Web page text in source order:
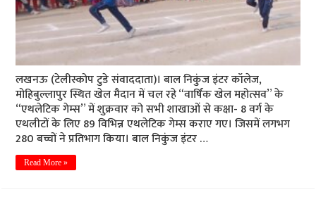
लखनऊ (टेलीस्कोप टुडे संवाददाता)। बाल निकुंज इंटर कॉलेज,
मोहिबुल्लापुर स्थित खेल मैदान में चल रहे “वार्षिक खेल महोत्सव” के
“एथलेटिक गेम्स” में शुक्रवार को सभी शाखाओं से कक्षा- 8 वर्ग के
एथलीटों के लिए 89 विभिन्न एथलेटिक गेम्स कराए गए। जिसमें लगभग
280 बच्चों ने प्रतिभाग किया। बाल निकुंज इंटर …
Read More »